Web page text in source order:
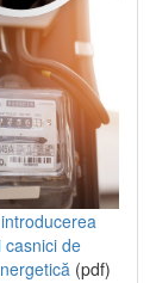
casnici de
(pdf)